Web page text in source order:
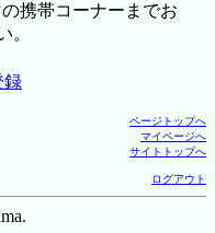
携帯コーナーまでお
。
録
ページトップへ
マイページへ
サイトトップへ
ログアウト